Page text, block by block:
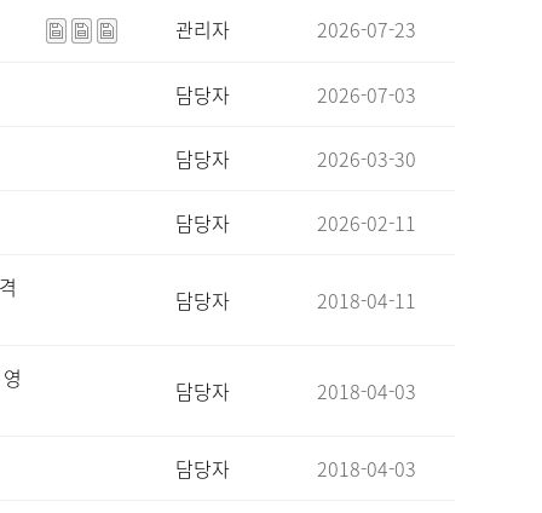
관리자 2026-07-23
담당자 2026-07-03
담당자 2026-03-30
담당자 2026-02-11
담당자 2018-04-11
담당자 2018-04-03
담당자 2018-04-03